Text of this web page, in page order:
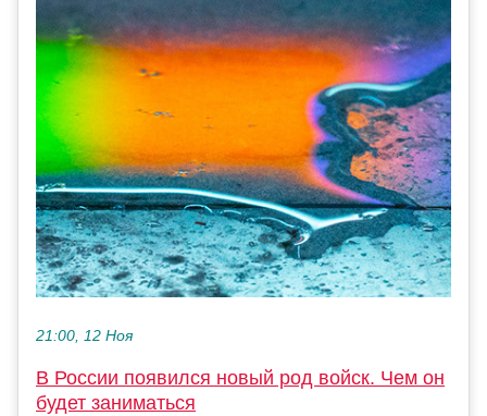
21:00, 12 Ноя
В России появился новый род войск. Чем он
будет заниматься